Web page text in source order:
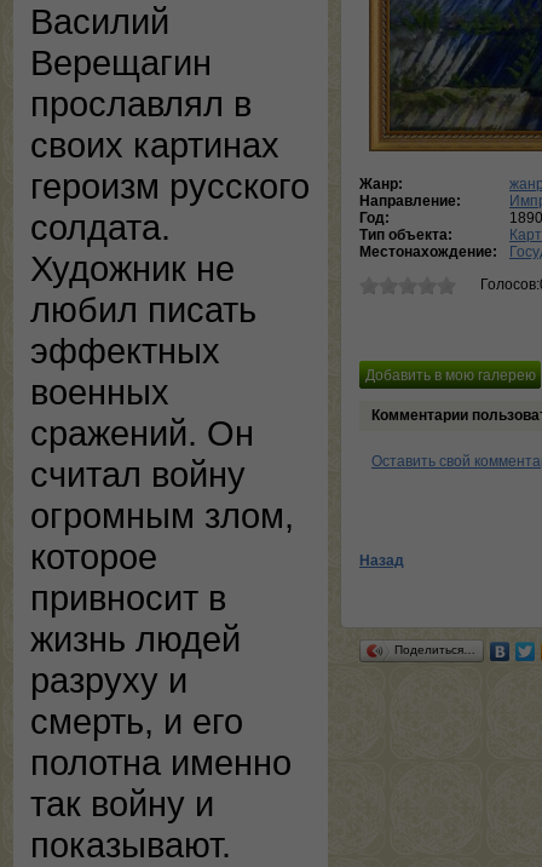
Василий
Верещагин
прославлял в
своих картинах
героизм русского
солдата.
Художник не
любил писать
эффектных
военных
сражений. Он
считал войну
огромным злом,
которое
привносит в
жизнь людей
разруху и
смерть, и его
полотна именно
так войну и
показывают.
Жанр:
Направление:
Год:
1890
Тип объекта:
Местонахождение:
Комментарии
Оставить свой
Назад
Поделиться…